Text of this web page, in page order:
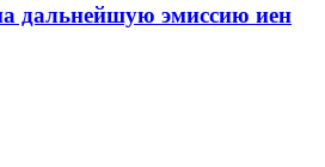
дальнейшую эмиссию иен